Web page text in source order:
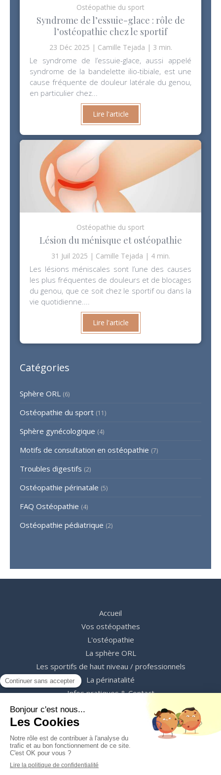
Ostéopathie du sport
Syndrome de l’essuie-glace : rôle de
l’ostéopathie chez le sportif
23 Déc 2025 Camille Tejada 3 min.
Le syndrome de l’essuie-glace, aussi appelé
syndrome de la bandelette ilio-tibiale, est une
cause fréquente de douleur latérale du genou,
en particulier chez...
Lire l'article
Ostéopathie du sport
Lésion du ménisque et ostéopathie
31 Juil 2025 Camille Tejada 4 min.
Les lésions méniscales sont l’une des causes
les plus fréquentes de douleurs et de blocages
du genou, que ce soit chez le sportif ou dans la
vie quotidienne....
Lire l'article
Catégories
Sphère ORL (6)
Ostéopathie du sport (11)
Sphère gynécologique (4)
Motifs de consultation en ostéopathie (7)
Troubles digestifs (2)
Ostéopathie périnatale (5)
FAQ Ostéopathie (4)
Ostéopathie pédiatrique (2)
Accueil
Vos ostéopathes
L'ostéopathie
La sphère ORL
Les sportifs de haut niveau / professionnels
La périnatalité
Infos pratiques & Contact
©2023 C&C Ostéopathes - Ostéopathes Lyon
Plan du site
Mentions légales